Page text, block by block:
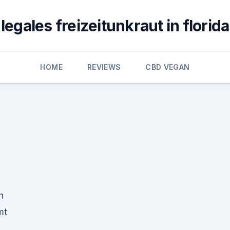
legales freizeitunkraut in florida
HOME REVIEWS CBD VEGAN